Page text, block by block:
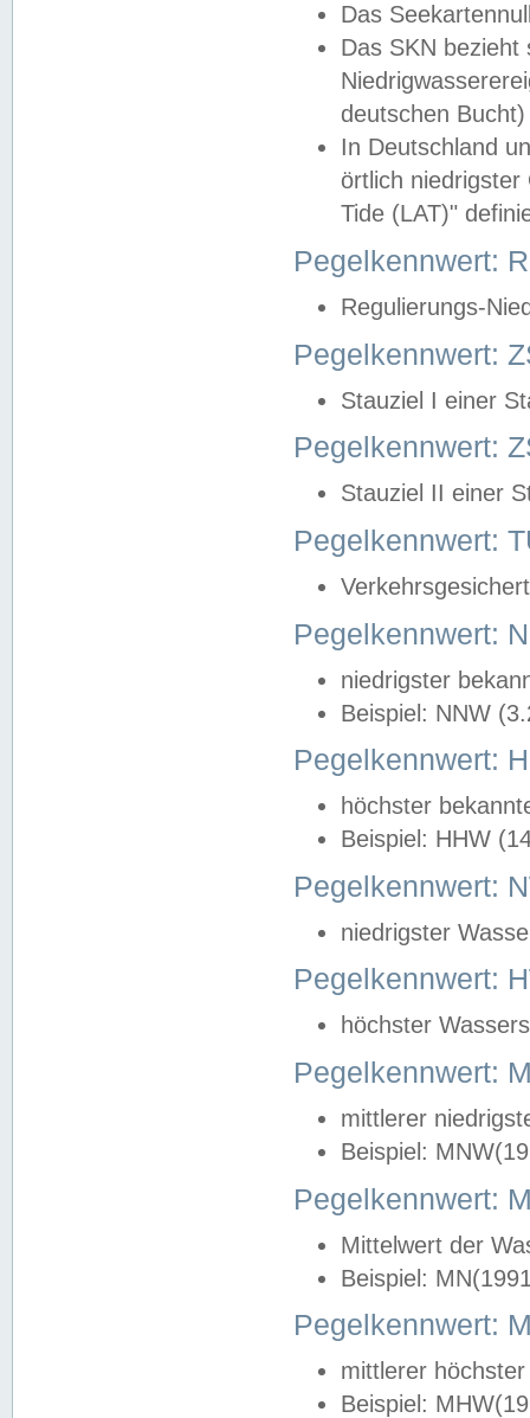
Das
Das SKN
deutschen
In Deutschland
örtlich
Tide (LAT)"
Pegelkennwert:
Regulierungs-
Pegelkennwert:
Stauziel I einer
Pegelkennwert:
Stauziel II einer
Pegelkennwert:
Pegelkennwert:
niedrigster
Beispiel: NNW
Pegelkennwert:
höchster
Beispiel: HHW
Pegelkennwert:
niedrigster
Pegelkennwert:
höchster
Pegelkennwert:
mittlerer
Beispiel:
Pegelkennwert:
Mittelwert der
Beispiel:
Pegelkennwert:
mittlerer
Beispiel: